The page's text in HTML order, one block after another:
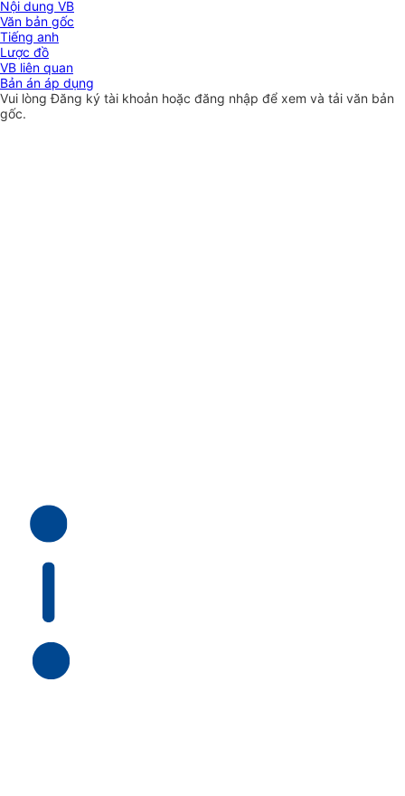
Nội dung VB
Văn bản gốc
Tiếng anh
Lược đồ
VB liên quan
Bản án áp dụng
Vui lòngĐăng ký tài khoản hoặc đăng nhập để xem và tải văn bản
gốc.